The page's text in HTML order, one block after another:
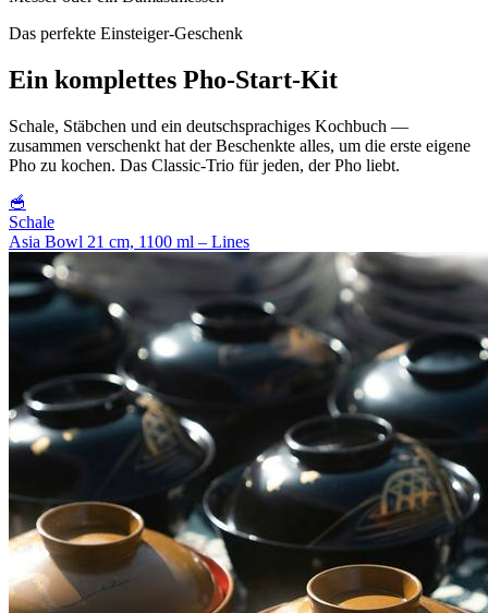
Das perfekte Einsteiger-Geschenk
Ein komplettes Pho-Start-Kit
Schale, Stäbchen und ein deutschsprachiges Kochbuch —
zusammen verschenkt hat der Beschenkte alles, um die erste eigene
Pho zu kochen. Das Classic-Trio für jeden, der Pho liebt.
🥣
Schale
Asia Bowl 21 cm, 1100 ml – Lines